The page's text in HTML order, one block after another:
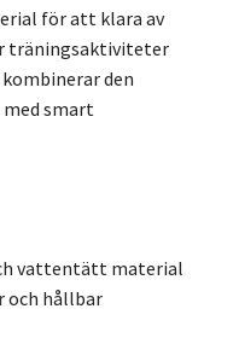
för att klara av
träningsaktiviteter
den
smart
vattentätt material
och hållbar